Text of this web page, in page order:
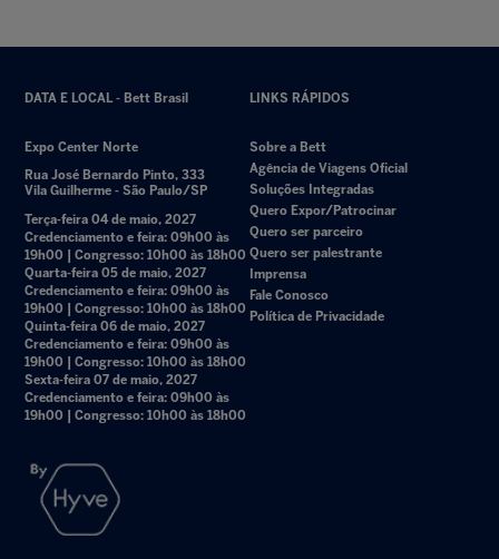
DATA E LOCAL - Bett Brasil
Expo Center Norte
Rua José Bernardo Pinto, 333
Vila Guilherme - São Paulo/SP
Terça-feira 04 de maio, 2027
Credenciamento e feira: 09h00 às
19h00 | Congresso: 10h00 às 18h00
Quarta-feira 05 de maio, 2027
Credenciamento e feira: 09h00 às
19h00 | Congresso: 10h00 às 18h00
Quinta-feira 06 de maio, 2027
Credenciamento e feira: 09h00 às
19h00 | Congresso: 10h00 às 18h00
Sexta-feira 07 de maio, 2027
Credenciamento e feira: 09h00 às
19h00 | Congresso: 10h00 às 18h00
LINKS RÁPIDOS
Sobre a Bett
Agência de Viagens Oficial
Soluções Integradas
Quero Expor/Patrocinar
Quero ser parceiro
Quero ser palestrante
Imprensa
Fale Conosco
Política de Privacidade